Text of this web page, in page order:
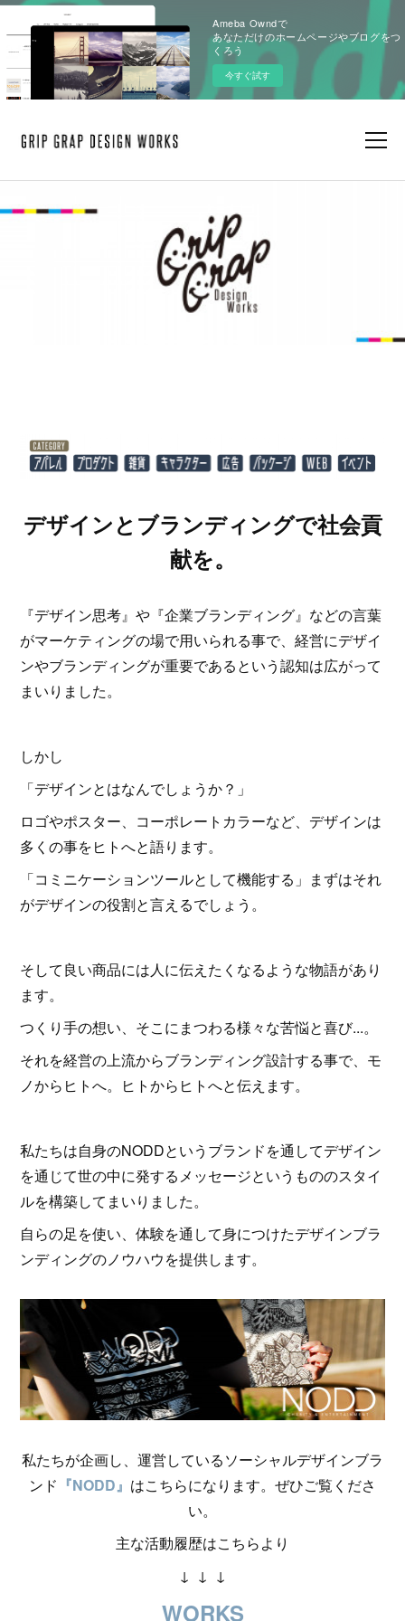
Ameba Owndで
あなただけのホームページやブログをつ
くろう
今すぐ試す
デザインとブランディングで社会貢
献を。
『デザイン思考』や『企業ブランディング』などの言葉
がマーケティングの場で用いられる事で、経営にデザイ
ンやブランディングが重要であるという認知は広がって
まいりました。
しかし
「デザインとはなんでしょうか？」
ロゴやポスター、コーポレートカラーなど、デザインは
多くの事をヒトへと語ります。
「コミニケーションツールとして機能する」まずはそれ
がデザインの役割と言えるでしょう。
そして良い商品には人に伝えたくなるような物語があり
ます。
つくり手の想い、そこにまつわる様々な苦悩と喜び...。
それを経営の上流からブランディング設計する事で、モ
ノからヒトへ。ヒトからヒトへと伝えます。
私たちは自身のNODDというブランドを通してデザイン
を通じて世の中に発するメッセージというもののスタイ
ルを構築してまいりました。
自らの足を使い、体験を通して身につけたデザインブラ
ンディングのノウハウを提供します。
私たちが企画し、運営しているソーシャルデザインブラ
ンド 『NODD』 はこちらになります。ぜひご覧くださ
い。
主な活動履歴はこちらより
↓ ↓ ↓
WORKS